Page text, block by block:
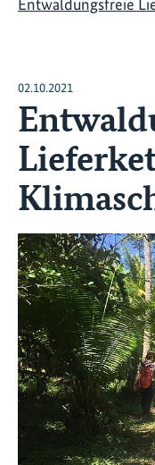
Entwaldungsfreie
02.10.2021